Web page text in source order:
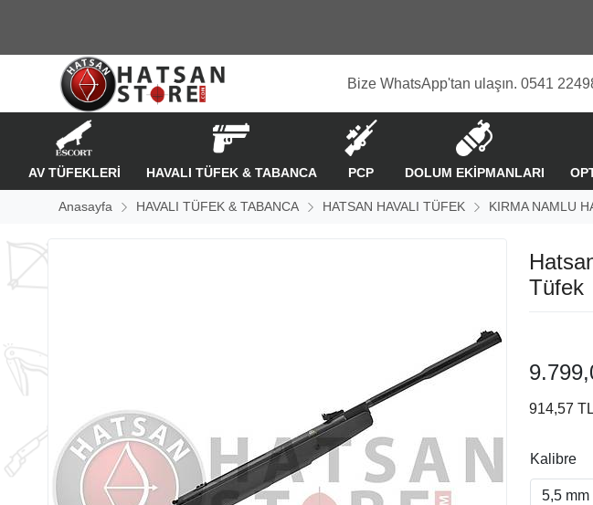
Bize WhatsApp'tan ulaşın. 0541
AV TÜFEKLERİ HAVALI TÜFEK & TABANCA PCP DOLUM EKİPMANLARI
Anasayfa HAVALI TÜFEK & TABANCA HATSAN HAVALI TÜFEK KIRMA NAMLU
Tüfek
914,57
Kalibre
5,5 mm